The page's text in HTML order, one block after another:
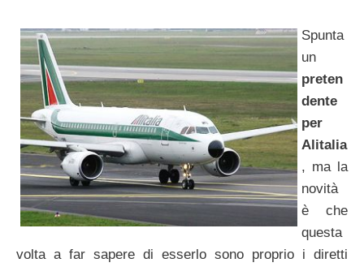
Spunta
un
preten
dente
per
Alitalia
, ma la
novità
è che
questa
volta a far sapere di esserlo sono proprio i diretti